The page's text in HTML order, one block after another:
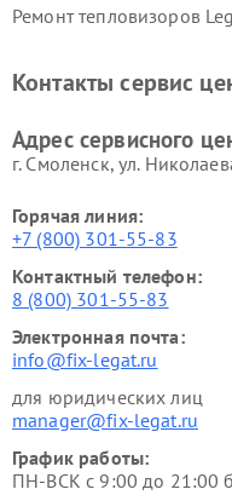
Ремонт тепловизоров
Контакты сервис
Адрес сервисного
г. Смоленск, ул.
Горячая линия:
+7 (800) 301-55-83
Контактный телефон:
8 (800) 301-55-83
Электронная почта:
info@fix-legat.ru
для юридических лиц
manager@fix-legat.ru
График работы:
ПН-ВСК с 9:00 до 21:00